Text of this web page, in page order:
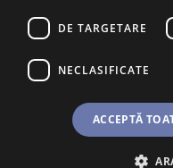
DE TARGETARE
NECLASIFICATE
ACCEPTĂ